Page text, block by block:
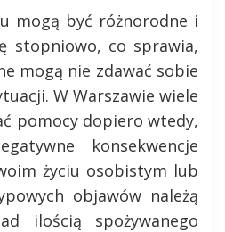
mogą być różnorodne i
stopniowo, co sprawia,
mogą nie zdawać sobie
W Warszawie wiele
pomocy dopiero wtedy,
konsekwencje
życiu osobistym lub
objawów należą
ilością spożywanego